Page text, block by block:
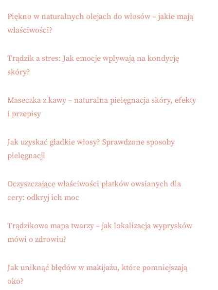
Piękno w naturalnych olejach do włosów – jakie mają
właściwości?
Trądzik a stres: Jak emocje wpływają na kondycję
skóry?
Maseczka z kawy – naturalna pielęgnacja skóry, efekty
i przepisy
Jak uzyskać gładkie włosy? Sprawdzone sposoby
pielęgnacji
Oczyszczające właściwości płatków owsianych dla
cery: odkryj ich moc
Trądzikowa mapa twarzy – jak lokalizacja wyprysków
mówi o zdrowiu?
Jak uniknąć błędów w makijażu, które pomniejszają
oko?